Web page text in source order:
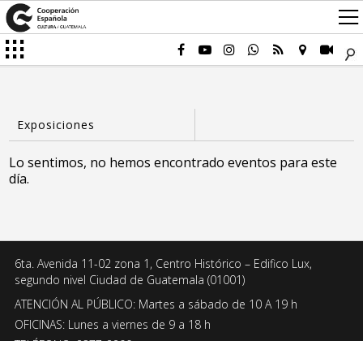
Lo sentimos, no hemos encontrado eventos para este
día.
6ta. Avenida 11-02 zona 1, Centro Histórico – Edifico Lux,
segundo nivel Ciudad de Guatemala (01001)
ATENCIÓN AL PÚBLICO: Martes a sábado de 10 A 19 h
OFICINAS: Lunes a viernes de 9 a 18 h